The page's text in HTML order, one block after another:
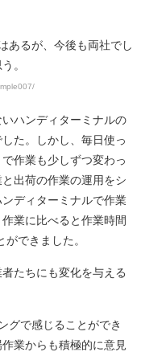
あるが、今後も両社でし
。
ハンディターミナルの
た。しかし、毎日使っ
作業も少しずつ変わっ
出荷の作業の運用をシ
ディターミナルで作業
業に比べると作業時間
できました。
たちにも変化を与える
グで感じることができ
業からも積極的に意見